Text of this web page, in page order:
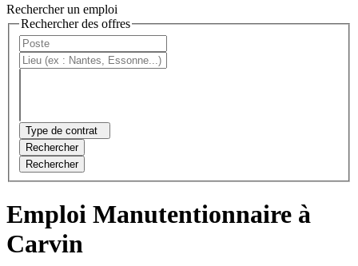
Rechercher un emploi
Rechercher des offres
Type de contrat
Rechercher
Rechercher
Emploi Manutentionnaire à
Carvin